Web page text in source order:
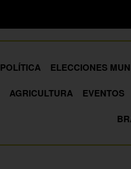
POLÍTICA ELECCIONES
AGRICULTURA
EVENTOS